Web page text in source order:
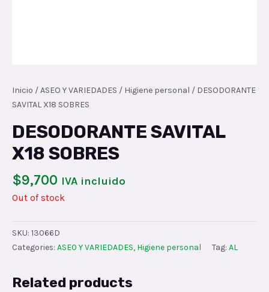
Inicio /ASEO Y VARIEDADES / Higiene personal / DESODORANTE
SAVITAL X18 SOBRES
DESODORANTE SAVITAL
X18 SOBRES
$9,700 IVA incluido
Out of stock
SKU: 13066D
Categories: ASEO Y VARIEDADES, Higiene personal Tag: AL
Related products